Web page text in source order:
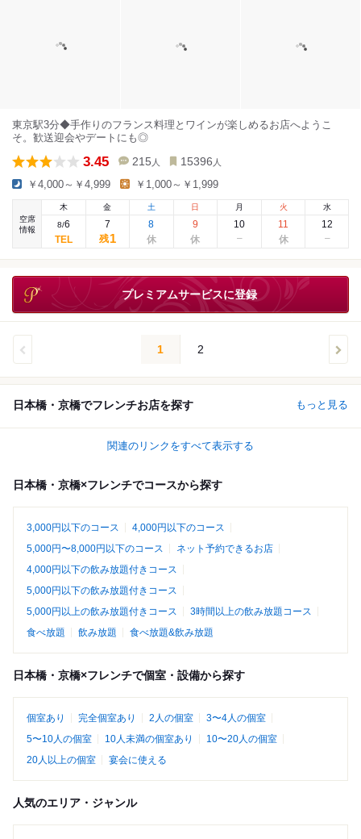
東京駅3分◆手作りのフランス料理とワインが楽しめるお店へようこ
そ。歓送迎会やデートにも◎
3.45 215 人 15396 人
￥4,000～￥4,999 ￥1,000～￥1,999
空席
情報
木
8/6
金
7
残1
土
8
日
9
月
10
火
11
水
12
プレミアムサービスに登録
1 2
日本橋・京橋でフレンチお店を探す もっと見る
関連のリンクをすべて表示する
日本橋・京橋×フレンチでコースから探す
3,000円以下のコース
4,000円以下のコース
5,000円〜8,000円以下のコース
ネット予約できるお店
4,000円以下の飲み放題付きコース
5,000円以下の飲み放題付きコース
5,000円以上の飲み放題付きコース
3時間以上の飲み放題コース
食べ放題
飲み放題 食べ放題&飲み放題
日本橋・京橋×フレンチで個室・設備から探す
個室あり 完全個室あり 2人の個室
3〜4人の個室
5〜10人の個室
10人未満の個室あり
10〜20人の個室
20人以上の個室
宴会に使える
人気のエリア・ジャンル